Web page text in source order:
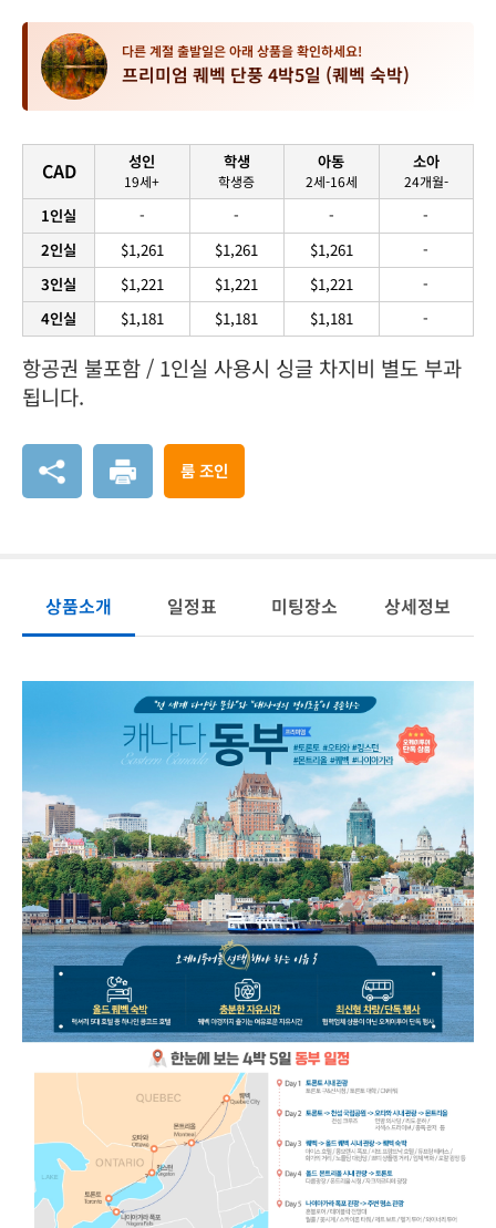
다른 계절 출발일은 아래 상품을 확인하세요!
프리미엄 퀘벡 단풍 4박5일 (퀘벡 숙박)
CAD
1인실
2인실
3인실
4인실
성인
19세+
-
$1,261
$1,221
$1,181
학생
학생증
-
$1,261
$1,221
$1,181
아동
2세-16세
-
$1,261
$1,221
$1,181
소아
24개월-
-
-
-
-
항공권 불포함 / 1인실 사용시 싱글 차지비 별도 부과
됩니다.
룸 조인
상품소개 일정표 미팅장소 상세정보